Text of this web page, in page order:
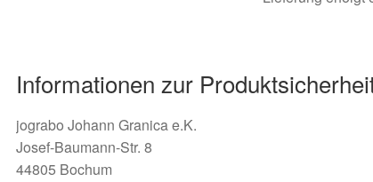
Informationen zur
jograbo Johann Granica e.K.
Josef-Baumann-Str. 8
44805 Bochum